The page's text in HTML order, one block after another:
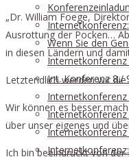
Wenn Sie den
Int. Konferenz 8./
Internetkonferenz
Internetkonferenz
„Dr. William Foege,
Ausrottung der Pocken…
in diesen Ländern und
Letztendlich werden wir
Wir können es besser
über unser eigenes und
Ich bin beeindruckt von